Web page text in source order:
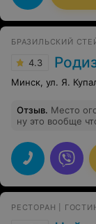
БРАЗИЛЬСКИЙ
4.3
Минск, ул. Я.
Отзыв. Место
ну это вообще
РЕСТОРАН |